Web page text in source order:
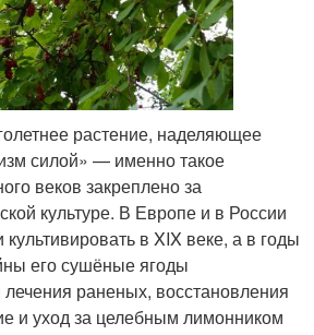
растение, наделяющее
силой» — именно такое
веков закреплено за
культуре. В Европе и в России
в XIX веке, а в годы
его сушёные ягоды
раненых, восстановления
и уход за целебным лимонником